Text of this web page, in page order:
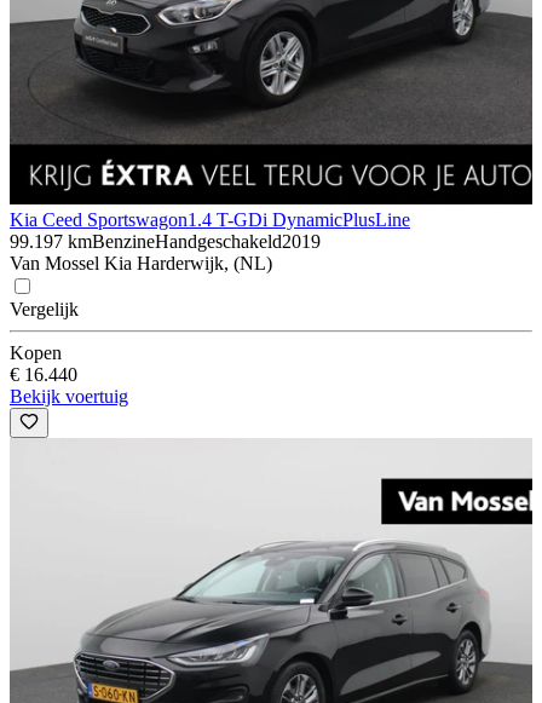
Kia Ceed Sportswagon1.4 T-GDi DynamicPlusLine
99.197 kmBenzineHandgeschakeld2019
Van Mossel Kia Harderwijk, (NL)
Vergelijk
Kopen
€ 16.440
Bekijk voertuig